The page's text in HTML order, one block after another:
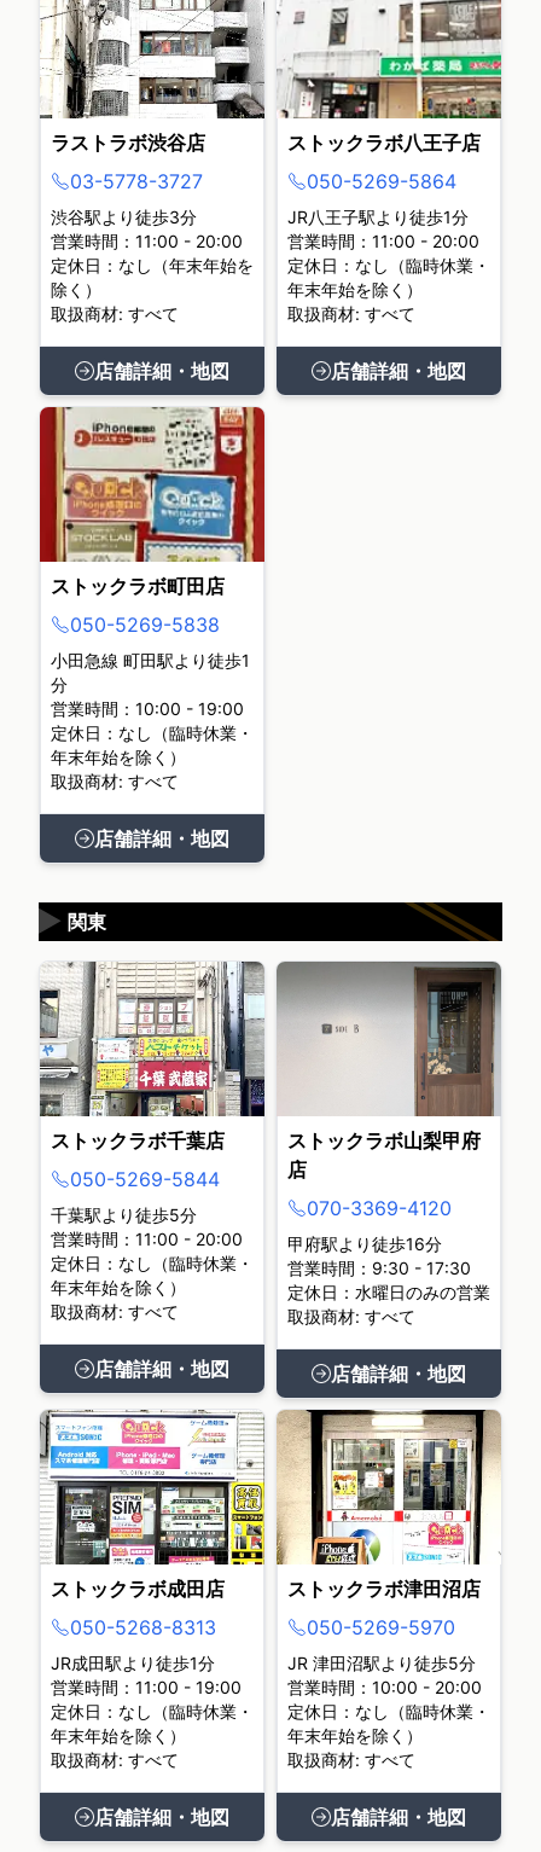
ラストラボ渋谷店
03-5778-3727
渋谷駅より徒歩3分
営業時間：11:00 - 20:00
定休日：なし（年末年始を
除く）
取扱商材: すべて
店舗詳細・地図
ストックラボ八王子店
050-5269-5864
JR八王子駅より徒歩1分
営業時間：11:00 - 20:00
定休日：なし（臨時休業・
年末年始を除く）
取扱商材: すべて
店舗詳細・地図
ストックラボ町田店
050-5269-5838
小田急線 町田駅より徒歩1
分
営業時間：10:00 - 19:00
定休日：なし（臨時休業・
年末年始を除く）
取扱商材: すべて
店舗詳細・地図
関東
▶
ストックラボ千葉店
050-5269-5844
千葉駅より徒歩5分
営業時間：11:00 - 20:00
定休日：なし（臨時休業・
年末年始を除く）
取扱商材: すべて
店舗詳細・地図
ストックラボ山梨甲府
店
070-3369-4120
甲府駅より徒歩16分
営業時間：9:30 - 17:30
定休日：水曜日のみの営業
取扱商材: すべて
店舗詳細・地図
ストックラボ成田店
050-5268-8313
JR成田駅より徒歩1分
営業時間：11:00 - 19:00
定休日：なし（臨時休業・
年末年始を除く）
取扱商材: すべて
店舗詳細・地図
ストックラボ津田沼店
050-5269-5970
JR 津田沼駅より徒歩5分
営業時間：10:00 - 20:00
定休日：なし（臨時休業・
年末年始を除く）
取扱商材: すべて
店舗詳細・地図